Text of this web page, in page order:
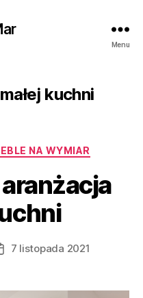
Menu
kuchni
NA WYMIAR
7 listopada 2021